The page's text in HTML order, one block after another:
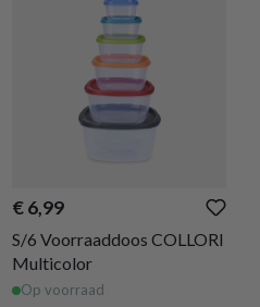
€ 6,99
S/6 Voorraaddoos COLLORI
Multicolor
Op voorraad